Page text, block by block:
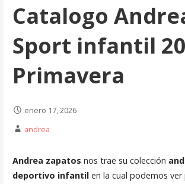
Catalogo
Sport infantil
Primavera
enero 17, 2026
andrea
Andrea zapatos nos trae su colección
deportivo infantilen la cual podemos ver